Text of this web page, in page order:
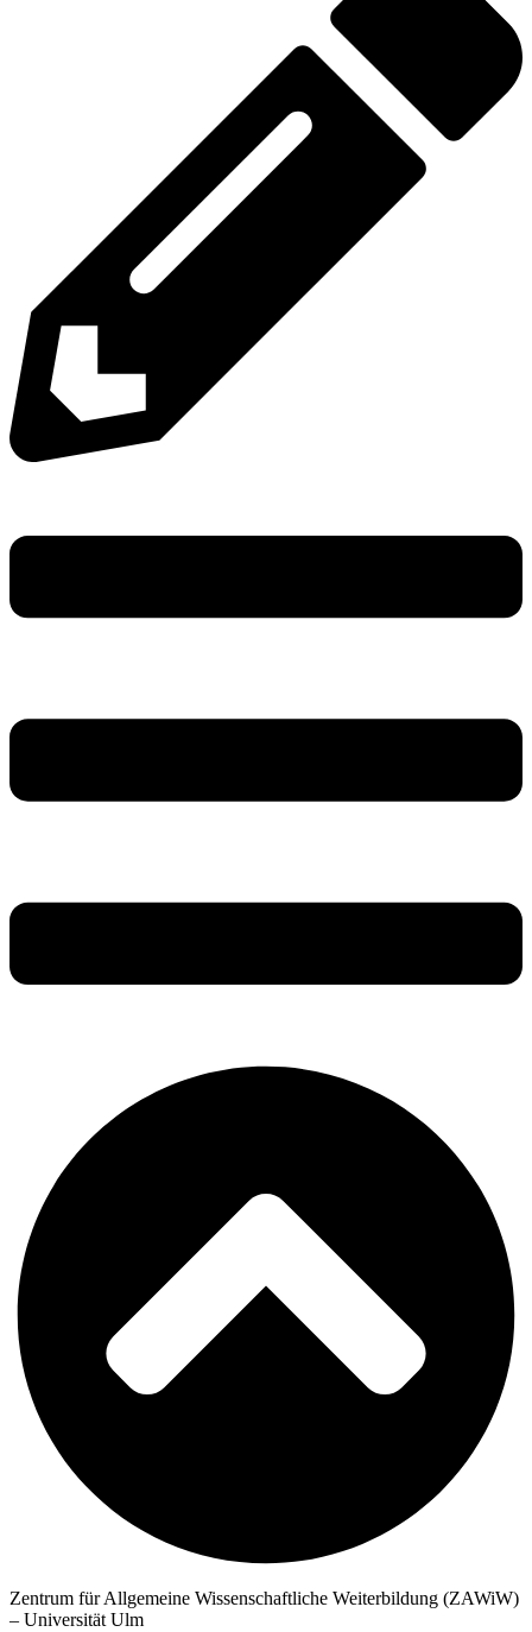
Zentrum für Allgemeine Wissenschaftliche Weiterbildung (ZAWiW)
– Universität Ulm